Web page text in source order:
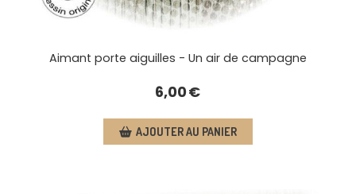
Aimant porte aiguilles - Un air de campagne
6,00€
AJOUTER AU PANIER